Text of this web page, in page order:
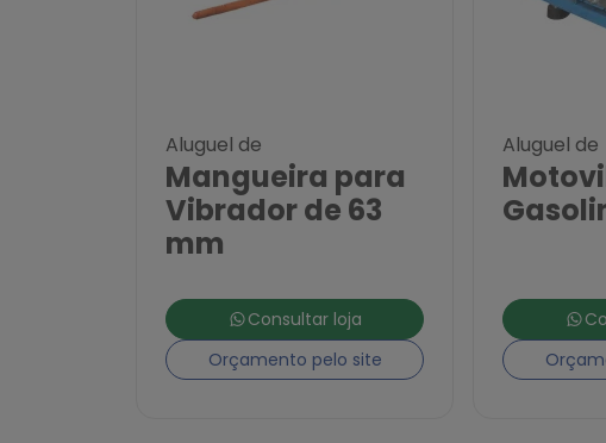
Aluguel de
Mangueira para
Vibrador de 63
mm
Consultar loja
Orçamento pelo site
Aluguel de